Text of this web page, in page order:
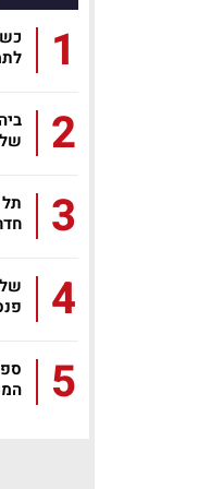
1
2
3
תל
חדרים
4
5